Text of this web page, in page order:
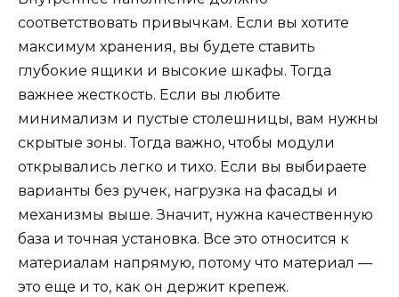
соответствовать привычкам. Если вы хотите
максимум хранения, вы будете ставить
глубокие ящики и высокие шкафы. Тогда
важнее жесткость. Если вы любите
минимализм и пустые столешницы, вам нужны
скрытые зоны. Тогда важно, чтобы модули
открывались легко и тихо. Если вы выбираете
варианты без ручек, нагрузка на фасады и
механизмы выше. Значит, нужна качественную
база и точная установка. Все это относится к
материалам напрямую, потому что материал —
это еще и то, как он держит крепеж.